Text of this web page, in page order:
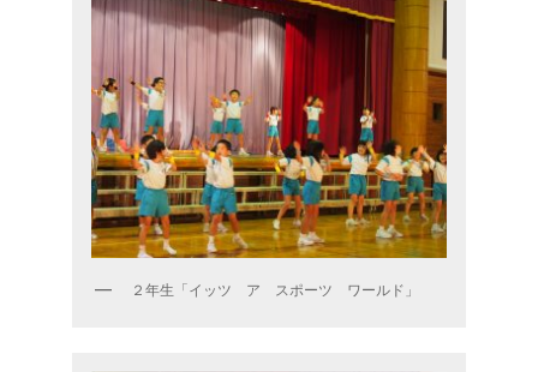
２年生「イッツ ア スポーツ ワールド」